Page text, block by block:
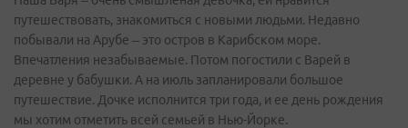
путешествовать, знакомиться с новыми людьми. Недавно
побывали на Арубе – это остров в Карибском море.
Впечатления незабываемые. Потом погостили с Варей в
деревне у бабушки. А на июль запланировали большое
путешествие. Дочке исполнится три года, и ее день рождения
мы хотим отметить всей семьей в Нью-Йорке.